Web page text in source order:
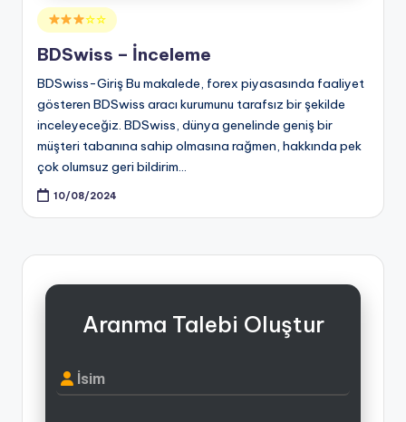
Posted
in
☆☆
BDSwiss – İnceleme
BDSwiss-Giriş Bu makalede, forex piyasasında faaliyet
gösteren BDSwiss aracı kurumunu tarafsız bir şekilde
inceleyeceğiz. BDSwiss, dünya genelinde geniş bir
müşteri tabanına sahip olmasına rağmen, hakkında pek
çok olumsuz geri bildirim…
10/08/2024
Aranma Talebi Oluştur
İsim